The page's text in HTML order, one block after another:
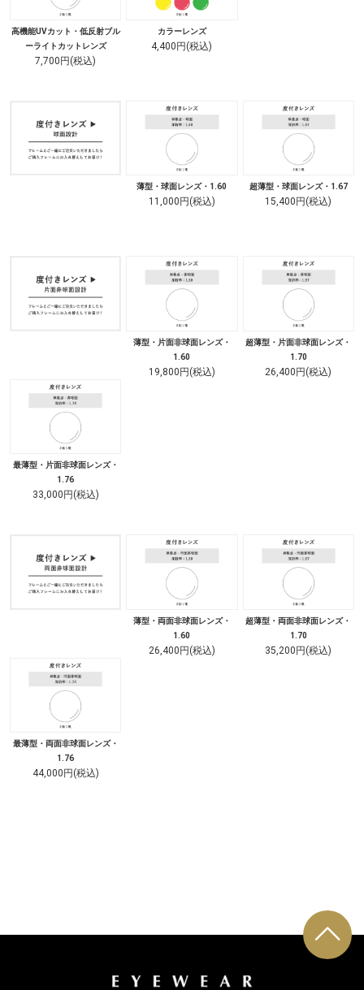
高機能UVカット・低反射ブル
ーライトカットレンズ
7,700円(税込)
カラーレンズ
4,400円(税込)
薄型・球面レンズ・1.60
11,000円(税込)
超薄型・球面レンズ・1.67
15,400円(税込)
薄型・片面非球面レンズ・
1.60
19,800円(税込)
超薄型・片面非球面レンズ・
1.70
26,400円(税込)
最薄型・片面非球面レンズ・
1.76
33,000円(税込)
薄型・両面非球面レンズ・
1.60
26,400円(税込)
超薄型・両面非球面レンズ・
1.70
35,200円(税込)
最薄型・両面非球面レンズ・
1.76
44,000円(税込)